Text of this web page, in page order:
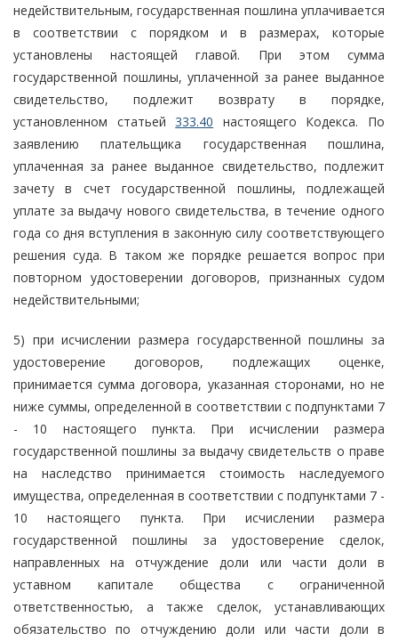
недействительным, государственная пошлина уплачивается
в соответствии с порядком и в размерах, которые
установлены настоящей главой. При этом сумма
государственной пошлины, уплаченной за ранее выданное
свидетельство, подлежит возврату в порядке,
установленном статьей333.40 настоящего Кодекса. По
заявлению плательщика государственная пошлина,
уплаченная за ранее выданное свидетельство, подлежит
зачету в счет государственной пошлины, подлежащей
уплате за выдачу нового свидетельства, в течение одного
года со дня вступления в законную силу соответствующего
решения суда. В таком же порядке решается вопрос при
повторном удостоверении договоров, признанных судом
недействительными;
5) при исчислении размера государственной пошлины за
удостоверение договоров, подлежащих оценке,
принимается сумма договора, указанная сторонами, но не
ниже суммы, определенной в соответствии с подпунктами 7
- 10 настоящего пункта. При исчислении размера
государственной пошлины за выдачу свидетельств о праве
на наследство принимается стоимость наследуемого
имущества, определенная в соответствии с подпунктами 7 -
10 настоящего пункта. При исчислении размера
государственной пошлины за удостоверение сделок,
направленных на отчуждение доли или части доли в
уставном капитале общества с ограниченной
ответственностью, а также сделок, устанавливающих
обязательство по отчуждению доли или части доли в